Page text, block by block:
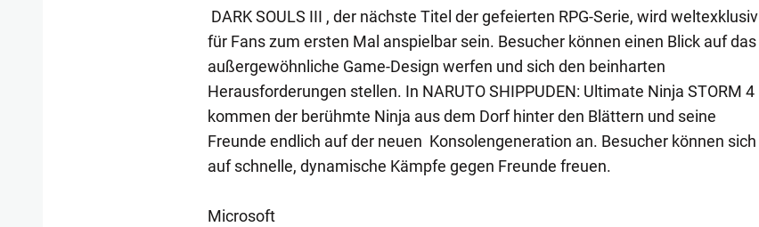
DARK SOULS III , der nächste Titel der gefeierten RPG-Serie, wird weltexklusiv
für Fans zum ersten Mal anspielbar sein. Besucher können einen Blick auf das
außergewöhnliche Game-Design werfen und sich den beinharten
Herausforderungen stellen. In NARUTO SHIPPUDEN: Ultimate Ninja STORM 4
kommen der berühmte Ninja aus dem Dorf hinter den Blättern und seine
Freunde endlich auf der neuen Konsolengeneration an. Besucher können sich
auf schnelle, dynamische Kämpfe gegen Freunde freuen.
Microsoft